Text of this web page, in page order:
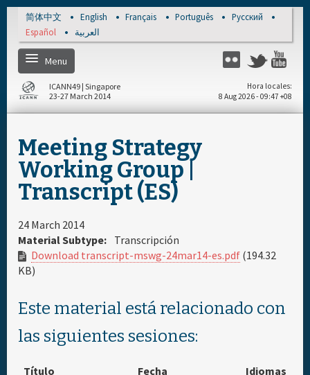
Skip to main content
简体中文 English Français Português
Русский
Español
العربية
Menu
Flickr Twitter
Inicio
Acerca
Regístrese
Cronograma diario
Materiales & Medios
ICANN49 | Singapore
23-27 March 2014
Hora locales
8 Aug 2026 - 09:47 +08
Meeting Strategy
Working Group |
Transcript (ES)
24 March 2014
Material Subtype: Transcripción
Download transcript-mswg-24mar14-es.pdf (194.32
KB)
Este material está relacionado con
las siguientes sesiones:
Título Fecha
Idiomas